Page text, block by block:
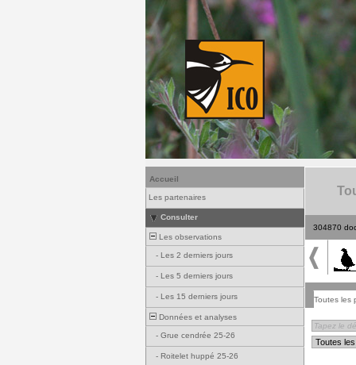
Accueil
Les partenaires
Consulter
Les observations
- Les 2 derniers jours
- Les 5 derniers jours
- Les 15 derniers jours
Données et analyses
- Grue cendrée 25-26
- Roitelet huppé 25-26
304870
Toutes les